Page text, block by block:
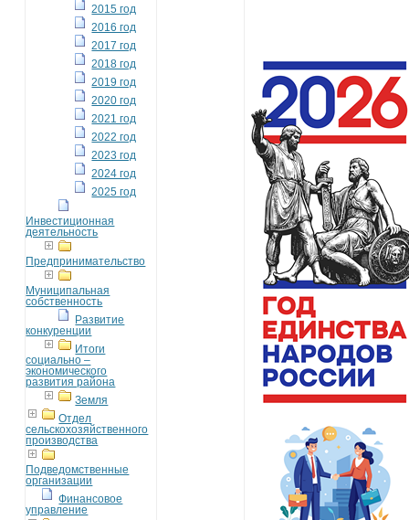
2015 год
2016 год
2017 год
2018 год
2019 год
2020 год
2021 год
2022 год
2023 год
2024 год
2025 год
Инвестиционная
деятельность
Предпринимательство
Муниципальная
собственность
Развитие
конкуренции
Итоги
социально –
экономического
развития района
Земля
Отдел
сельскохозяйственного
производства
Подведомственные
организации
Финансовое
управление